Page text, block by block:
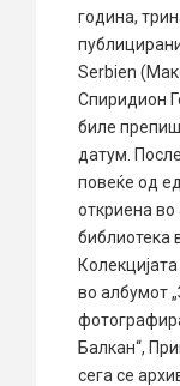
година,
Serbien
Спиридион
биле
датум.
повеќе од
откриена во
библиотека
во албумот
Балкан“,
сега се